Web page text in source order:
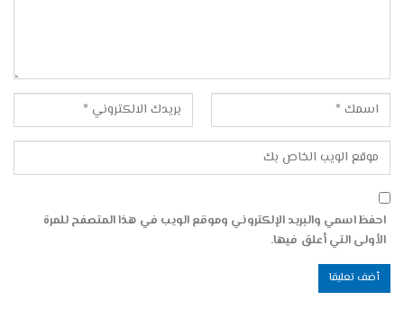
احفظ اسمي والبريد الإلكتروني وموقع الويب في هذا المتصفح للمرة
الأولى التي أعلق فيها.